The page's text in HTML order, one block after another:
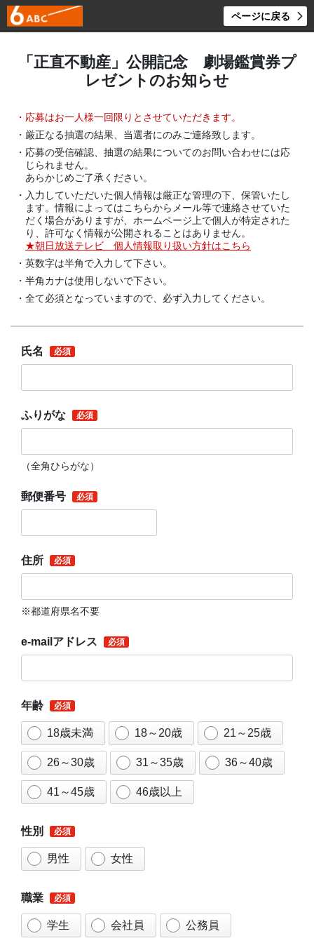
ページに戻る
「正直不動産」公開記念 劇場鑑賞券プ
レゼントのお知らせ
・応募はお一人様一回限りとさせていただきます。
・厳正なる抽選の結果、当選者にのみご連絡致します。
・応募の受信確認、抽選の結果についてのお問い合わせには応
じられません。
あらかじめご了承ください。
・入力していただいた個人情報は厳正な管理の下、保管いたし
ます。情報によってはこちらからメール等で連絡させていた
だく場合がありますが、ホームページ上で個人が特定された
り、許可なく情報が公開されることはありません。
★朝日放送テレビ 個人情報取り扱い方針はこちら
・英数字は半角で入力して下さい。
・半角カナは使用しないで下さい。
・全て必須となっていますので、必ず入力してください。
氏名
ふりがな
（全角ひらがな）
郵便番号
住所
※都道府県名不要
e-mailアドレス
年齢
18歳未満 18～20歳 21～25歳
26～30歳 31～35歳 36～40歳
41～45歳 46歳以上
性別
男性 女性
職業
学生 会社員 公務員